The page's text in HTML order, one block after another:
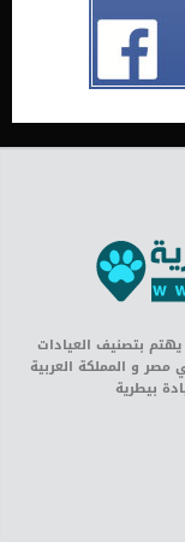
بتصنيف العيادات
مصر و المملكة العربية
بيطرية